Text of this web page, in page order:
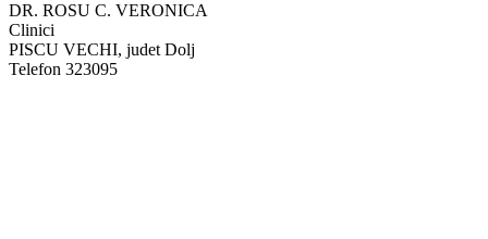
DR. ROSU C. VERONICA
Clinici
PISCU VECHI, judet Dolj
Telefon 323095